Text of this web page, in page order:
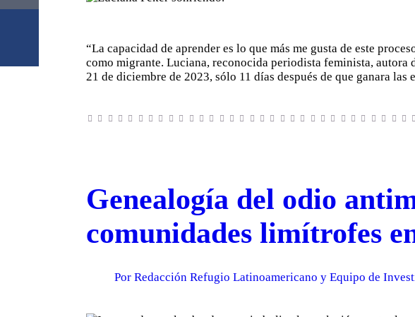
“La capacidad de aprender es lo que más me gusta de este
como migrante. Luciana, reconocida periodista feminista,
21 de diciembre de 2023, sólo 11 días después de que ganara
Genealogía del odio
comunidades limítrofes
Por Redacción Refugio Latinoamericano y Equipo de